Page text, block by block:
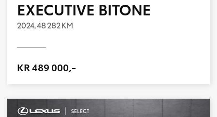
EXECUTIVE BITONE
2024,48 282 KM
KR 489 000,-